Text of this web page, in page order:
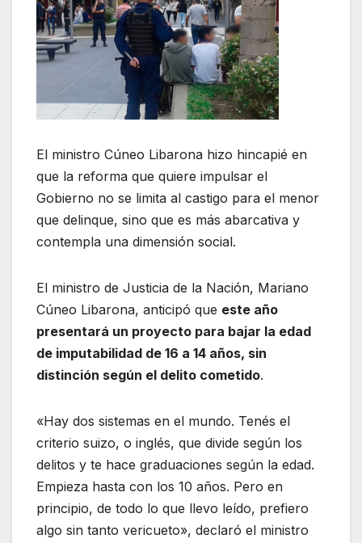
El ministro Cúneo Libarona hizo hincapié en
que la reforma que quiere impulsar el
Gobierno no se limita al castigo para el menor
que delinque, sino que es más abarcativa y
contempla una dimensión social.
El ministro de Justicia de la Nación, Mariano
Cúneo Libarona, anticipó que este año
presentará un proyecto para bajar la edad
de imputabilidad de 16 a 14 años, sin
distinción según el delito cometido.
«Hay dos sistemas en el mundo. Tenés el
criterio suizo, o inglés, que divide según los
delitos y te hace graduaciones según la edad.
Empieza hasta con los 10 años. Pero en
principio, de todo lo que llevo leído, prefiero
algo sin tanto vericueto», declaró el ministro